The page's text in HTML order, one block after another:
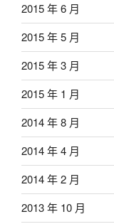
2015 年 6 月
2015 年 5 月
2015 年 3 月
2015 年 1 月
2014 年 8 月
2014 年 4 月
2014 年 2 月
2013 年 10 月